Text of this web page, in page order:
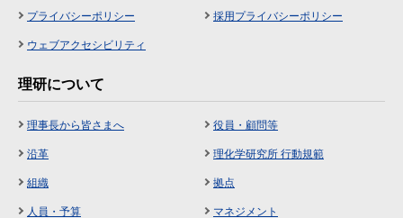
プライバシーポリシー 採用プライバシーポリシー
ウェブアクセシビリティ
理研について
理事長から皆さまへ 役員・顧問等
沿革 理化学研究所 行動規範
組織 拠点
人員・予算 マネジメント